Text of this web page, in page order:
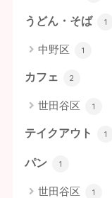
うどん・そば 1
中野区 1
カフェ 2
世田谷区 1
テイクアウト 1
パン 1
世田谷区 1